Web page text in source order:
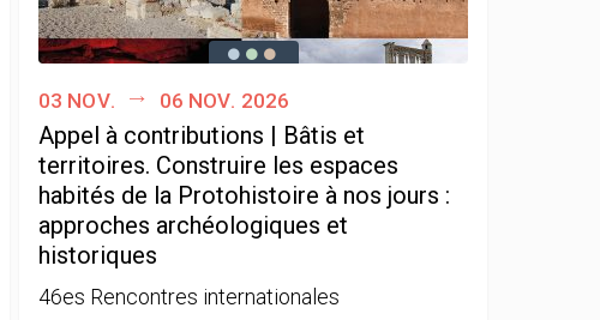
03 nov. 06 nov. 2026
Appel à contributions | Bâtis et
territoires. Construire les espaces
habités de la Protohistoire à nos jours :
approches archéologiques et
historiques
46es Rencontres internationales